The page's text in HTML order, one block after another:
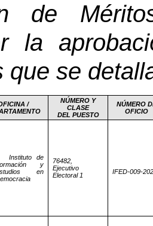
de
la
que se
/
NÚMERO Y
CLASE
DEL PUESTO
NÚMERO
OFICIO
Instituto de
y
en
76482,
Ejecutivo
Electoral 1
IFED-009-